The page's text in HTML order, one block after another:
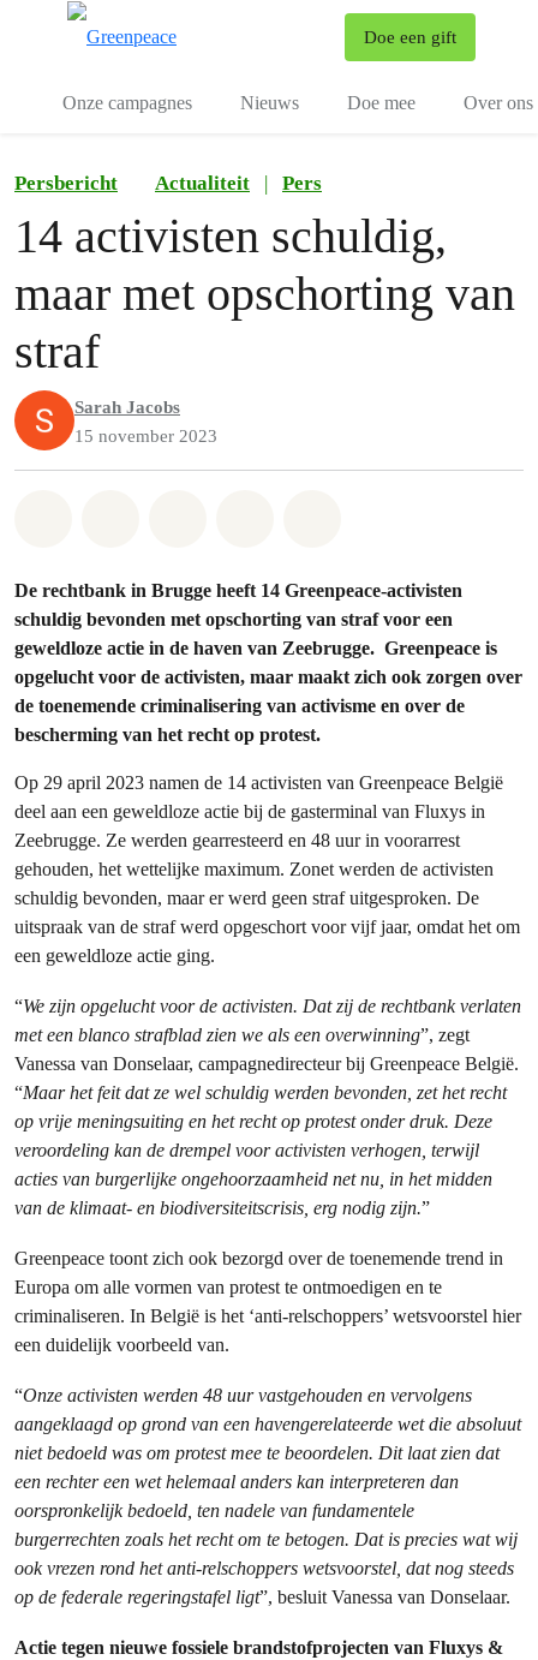
Doe een gift
Onze campagnes Nieuws Doe mee Over ons
Persbericht Actualiteit | Pers
14 activisten schuldig,
maar met opschorting van
straf
Sarah Jacobs
15 november 2023
De rechtbank in Brugge heeft 14 Greenpeace-activisten
schuldig bevonden met opschorting van straf voor een
geweldloze actie in de haven van Zeebrugge. Greenpeace is
opgelucht voor de activisten, maar maakt zich ook zorgen over
de toenemende criminalisering van activisme en over de
bescherming van het recht op protest.
Op 29 april 2023 namen de 14 activisten van Greenpeace België
deel aan een geweldloze actie bij de gasterminal van Fluxys in
Zeebrugge. Ze werden gearresteerd en 48 uur in voorarrest
gehouden, het wettelijke maximum. Zonet werden de activisten
schuldig bevonden, maar er werd geen straf uitgesproken. De
uitspraak van de straf werd opgeschort voor vijf jaar, omdat het om
een geweldloze actie ging.
“We zijn opgelucht voor de activisten. Dat zij de rechtbank verlaten
met een blanco strafblad zien we als een overwinning”, zegt
Vanessa van Donselaar, campagnedirecteur bij Greenpeace België.
“Maar het feit dat ze wel schuldig werden bevonden, zet het recht
op vrije meningsuiting en het recht op protest onder druk. Deze
veroordeling kan de drempel voor activisten verhogen, terwijl
acties van burgerlijke ongehoorzaamheid net nu, in het midden
van de klimaat- en biodiversiteitscrisis, erg nodig zijn.”
Greenpeace toont zich ook bezorgd over de toenemende trend in
Europa om alle vormen van protest te ontmoedigen en te
criminaliseren. In België is het ‘anti-relschoppers’ wetsvoorstel hier
een duidelijk voorbeeld van.
“Onze activisten werden 48 uur vastgehouden en vervolgens
aangeklaagd op grond van een havengerelateerde wet die absoluut
niet bedoeld was om protest mee te beoordelen. Dit laat zien dat
een rechter een wet helemaal anders kan interpreteren dan
oorspronkelijk bedoeld, ten nadele van fundamentele
burgerrechten zoals het recht om te betogen. Dat is precies wat wij
ook vrezen rond het anti-relschoppers wetsvoorstel, dat nog steeds
op de federale regeringstafel ligt”, besluit Vanessa van Donselaar.
Actie tegen nieuwe fossiele brandstofprojecten van Fluxys &